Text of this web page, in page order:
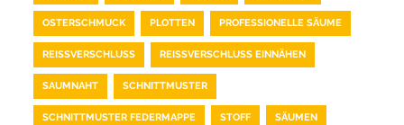
OSTERSCHMUCK PLOTTEN PROFESSIONELLE SÄUME
REISSVERSCHLUSS REISSVERSCHLUSS EINNÄHEN
SAUMNAHT SCHNITTMUSTER
SCHNITTMUSTER FEDERMAPPE STOFF SÄUMEN